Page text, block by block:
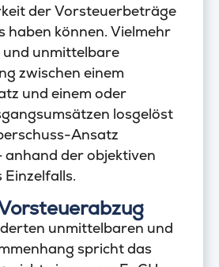
der Vorsteuerbeträge
haben können. Vielmehr
und unmittelbare
zwischen einem
und einem oder
losgelöst
Ansatz
anhand der objektiven
Einzelfalls.
unmittelbaren und
spricht das